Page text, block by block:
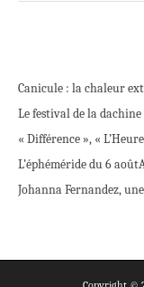
Canicule : la chaleur
Le festival de la
« Différence », «
L’éphéméride du 6 août
Johanna Fernandez,